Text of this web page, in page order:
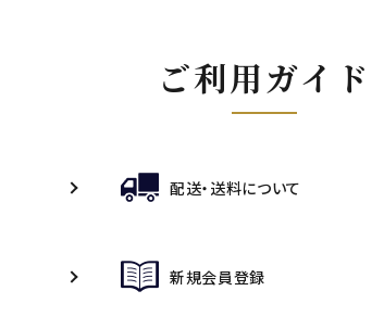
ご利用ガイド
配送・送料について
新規会員登録